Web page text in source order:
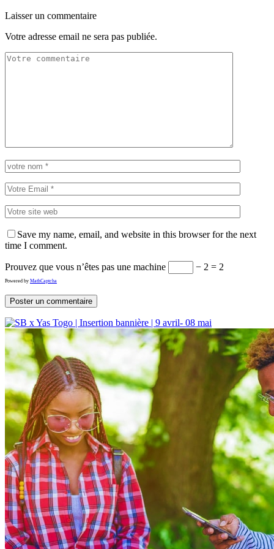
Laisser un commentaire
Votre adresse email ne sera pas publiée.
Save my name, email, and website in this browser for the next
time I comment.
Prouvez que vous n’êtes pas une machine − 2 = 2
Powered by MathCaptcha